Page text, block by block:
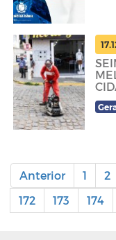
Anterior 1 2
172
173 174